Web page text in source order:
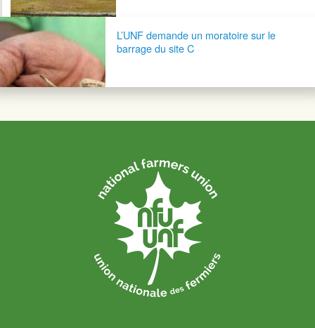
L’UNF demande un moratoire sur le
barrage du site C